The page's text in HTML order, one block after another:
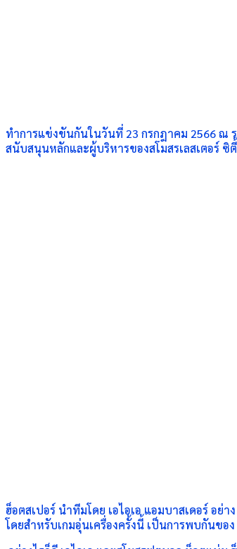
ทำการแข่งขันกันในวันที่ 23 กรกฎาคม 2566 ณ
สนับสนุนหลักและผู้บริหารของสโมสรเลสเตอร์
ฮ็อตสเปอร์ นำทีมโดย เอไอเอ แอมบาสเดอร์ อย่าง
โดยสำหรับเกมอุ่นเครื่องครั้งนี้ เป็นการพบกันของ